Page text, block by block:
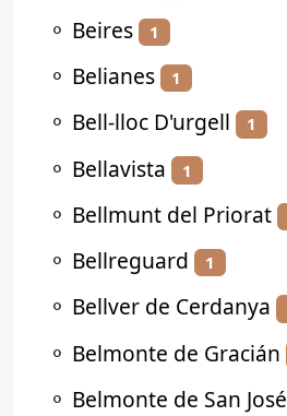
⚬ Beires 1
⚬ Belianes 1
⚬ Bell-lloc D'urgell 1
⚬ Bellavista 1
⚬ Bellmunt del Priorat
⚬ Bellreguard 1
⚬ Bellver de Cerdanya
⚬ Belmonte de Gracián
⚬ Belmonte de San José